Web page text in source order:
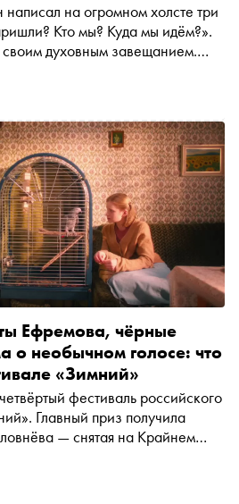
написал на огромном холсте три
Кто мы? Куда мы идём?».
своим духовным завещанием.
И мы решили
и художникам. Наши
Водолазкина до Валерии
эти вопросы на себя и на те
в новом столетии
Ефремова, чёрные
о необычном голосе: что
«Зимний»
фестиваль российского
Главный приз получила
— снятая на Крайнем
который должен преодолеть